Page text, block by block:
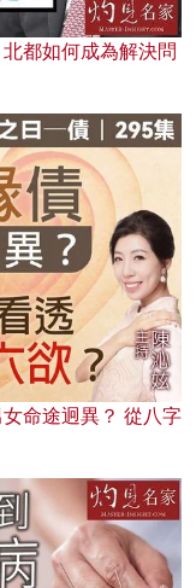
都如何成為解決問
命途迥異？ 從八字